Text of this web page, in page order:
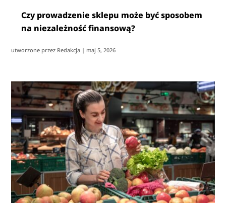
Czy prowadzenie sklepu może być sposobem
na niezależność finansową?
utworzone przez Redakcja | maj 5, 2026